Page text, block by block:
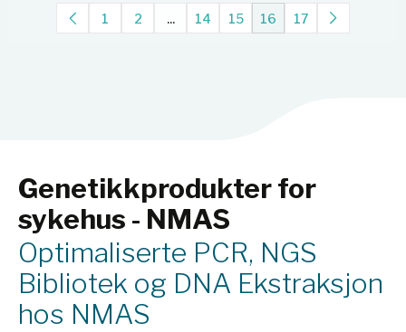
CER VS-ZDC113H
|
CER VS-ZDC113HE
1 2 ... 14 15 16 17
Genetikkprodukter for
sykehus - NMAS
Optimaliserte PCR, NGS
Bibliotek og DNA Ekstraksjon
hos NMAS